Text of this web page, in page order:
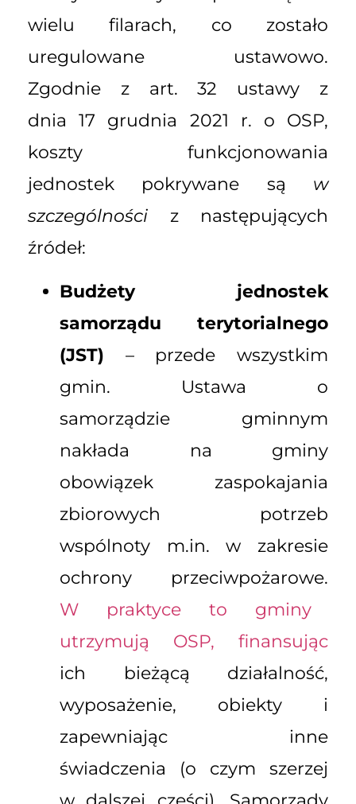
wielu filarach, co zostało
uregulowane ustawowo.
Zgodnie z art. 32 ustawy z
dnia 17 grudnia 2021 r. o OSP,
koszty funkcjonowania
jednostek pokrywane są w
szczególności z następujących
źródeł:
Budżety jednostek
samorządu terytorialnego
(JST) – przede wszystkim
gmin. Ustawa o
samorządzie gminnym
nakłada na gminy
obowiązek zaspokajania
zbiorowych potrzeb
wspólnoty m.in. w zakresie
ochrony przeciwpożarowe.
W praktyce to gminy
utrzymują OSP, finansując
ich bieżącą działalność,
wyposażenie, obiekty i
zapewniając inne
świadczenia (o czym szerzej